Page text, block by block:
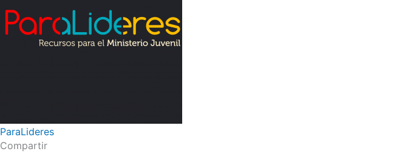
ParaLideres
Compartir